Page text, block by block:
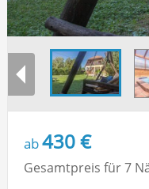
ab430 €
Gesamtpreis für 7